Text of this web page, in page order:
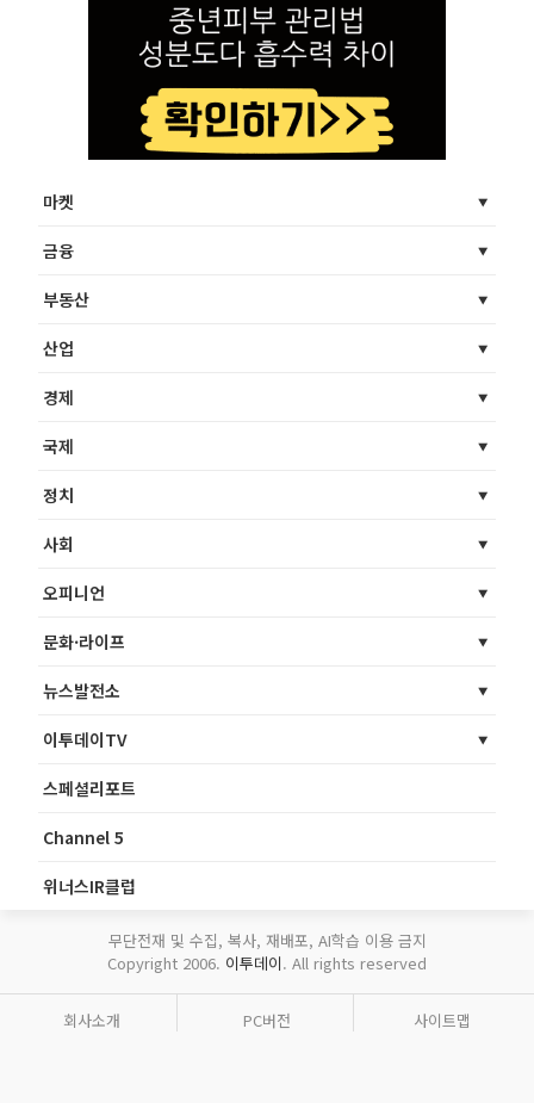
마켓
금융
부동산
산업
경제
국제
정치
사회
오피니언
문화·라이프
뉴스발전소
이투데이TV
스페셜리포트
Channel 5
위너스IR클럽
무단전재 및 수집, 복사, 재배포, AI학습 이용 금지
Copyright 2006. 이투데이. All rights reserved
회사소개 PC버전 사이트맵